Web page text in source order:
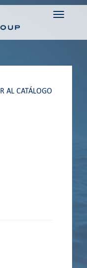
Toggle
AL CATÁLOGO